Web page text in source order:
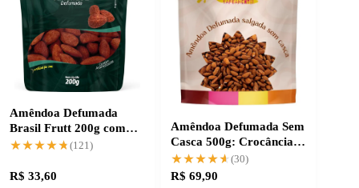
Amêndoa Defumada
Brasil Frutt 200g com
entrega grátis
★★★★★
★★★★★ (121)
R$ 33,60
Amêndoa Defumada Sem
Casca 500g: Crocância e
Sabor Intenso
★★★★★
★★★★★(30)
R$ 69,90